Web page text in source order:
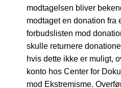
modtagelsen bliver
modtaget en donation fra
forbudslisten mod
skulle returnere
hvis dette ikke er muligt,
konto hos Center for
mod Ekstremisme.